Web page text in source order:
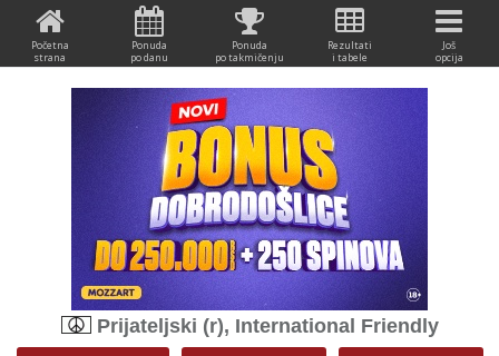
Početna
strana
Ponuda
po danu
Ponuda
po takmičenju
Rezultati
i tabele
Još
opcija
Prijateljski (r), International Friendly